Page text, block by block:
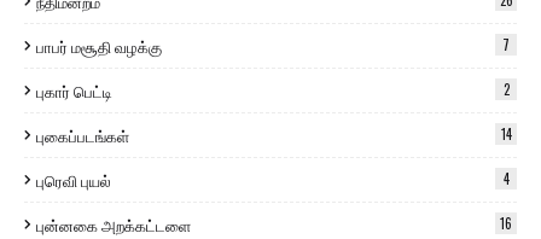
பாபர் மசூதி வழக்கு 7
புகார் பெட்டி 2
புகைப்படங்கள் 14
புரெவி புயல் 4
புன்னகை அறக்கட்டளை 16